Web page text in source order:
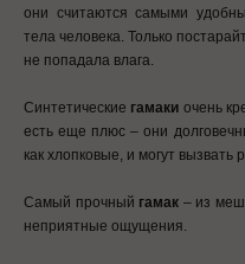
они считаются самыми
тела человека. Только
не попадала влага.
Синтетические гамаки очень
есть еще плюс – они
как хлопковые, и могут вызвать
Самый прочный гамак – из
неприятные ощущения.